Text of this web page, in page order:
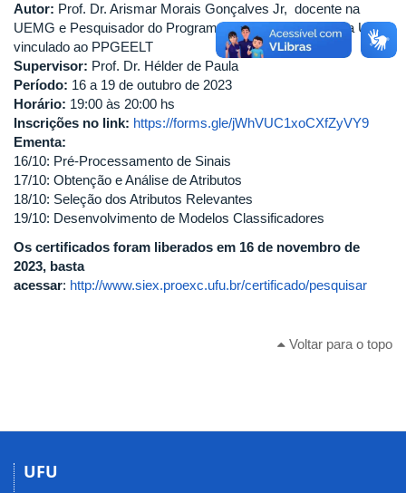
Autor: Prof. Dr. Arismar Morais Gonçalves Jr, docente na
UEMG e Pesquisador do Programa de Pós‐Doutorado da UFU
vinculado ao PPGEELT
Supervisor: Prof. Dr. Hélder de Paula
Período: 16 a 19 de outubro de 2023
Horário: 19:00 às 20:00 hs
Inscrições no link: https://forms.gle/jWhVUC1xoCXfZyVY9
Ementa:
16/10: Pré‐Processamento de Sinais
17/10: Obtenção e Análise de Atributos
18/10: Seleção dos Atributos Relevantes
19/10: Desenvolvimento de Modelos Classificadores
Os certificados foram liberados em 16 de novembro de
2023, basta
acessar: http://www.siex.proexc.ufu.br/certificado/pesquisar
Voltar para o topo
UFU